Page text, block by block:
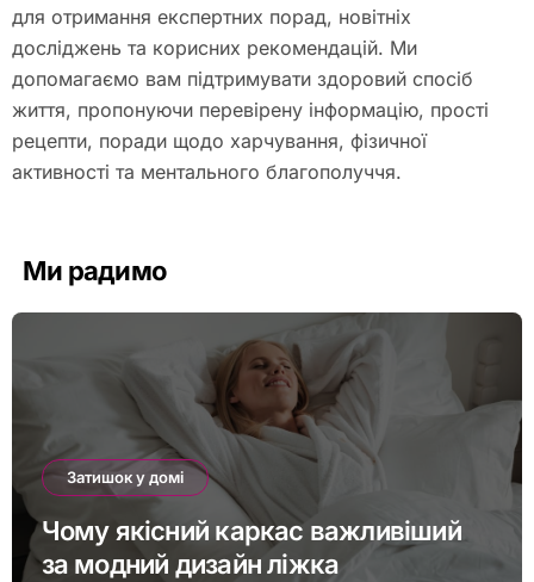
для отримання експертних порад, новітніх
досліджень та корисних рекомендацій. Ми
допомагаємо вам підтримувати здоровий спосіб
життя, пропонуючи перевірену інформацію, прості
рецепти, поради щодо харчування, фізичної
активності та ментального благополуччя.
Ми радимо
Затишок у домі
Чому якісний каркас важливіший
за модний дизайн ліжка